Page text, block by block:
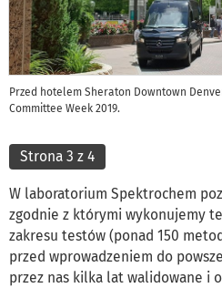
Przed hotelem Sheraton Downtown
Committee Week 2019.
Strona 3 z 4
W laboratorium Spektrochem
zgodnie z którymi wykonujemy
zakresu testów (ponad 150
przed wprowadzeniem do
przez nas kilka lat walidowane i